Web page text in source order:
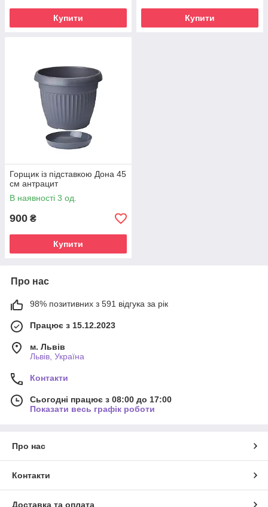
Купити Купити
Горщик із підставкою Дона 45
см антрацит
В наявності 3 од.
900 ₴
Купити
Про нас
98% позитивних з 591 відгука за рік
Працює з 15.12.2023
м. Львів
Львів, Україна
Контакти
Сьогодні працює з 08:00 до 17:00
Показати весь графік роботи
Про нас
Контакти
Доставка та оплата